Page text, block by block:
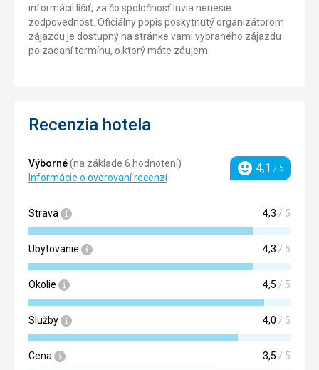
informácií líšiť, za čo spoločnosť Invia nenesie
zodpovednosť. Oficiálny popis poskytnutý organizátorom
zájazdu je dostupný na stránke vami vybraného zájazdu
po zadaní termínu, o ktorý máte záujem.
Recenzia hotela
Výborné(na základe 6 hodnotení)
Informácie o overovaní recenzí
Hodnotenie
4,1 / 5
Strava 4,3 / 5
Ubytovanie 4,3 / 5
Okolie 4,5 / 5
Služby 4,0 / 5
Cena 3,5 / 5